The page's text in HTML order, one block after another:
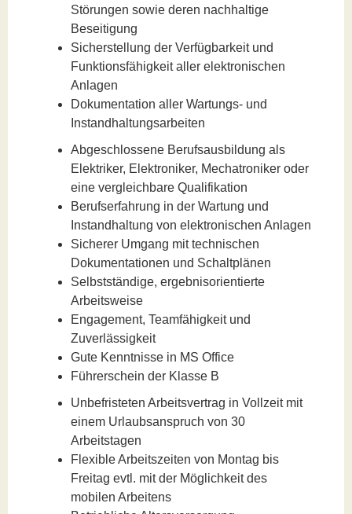
Störungen sowie deren nachhaltige
Beseitigung
Sicherstellung der Verfügbarkeit und
Funktionsfähigkeit aller elektronischen
Anlagen
Dokumentation aller Wartungs- und
Instandhaltungsarbeiten
Abgeschlossene Berufsausbildung als
Elektriker, Elektroniker, Mechatroniker oder
eine vergleichbare Qualifikation
Berufserfahrung in der Wartung und
Instandhaltung von elektronischen Anlagen
Sicherer Umgang mit technischen
Dokumentationen und Schaltplänen
Selbstständige, ergebnisorientierte
Arbeitsweise
Engagement, Teamfähigkeit und
Zuverlässigkeit
Gute Kenntnisse in MS Office
Führerschein der Klasse B
Unbefristeten Arbeitsvertrag in Vollzeit mit
einem Urlaubsanspruch von 30
Arbeitstagen
Flexible Arbeitszeiten von Montag bis
Freitag evtl. mit der Möglichkeit des
mobilen Arbeitens